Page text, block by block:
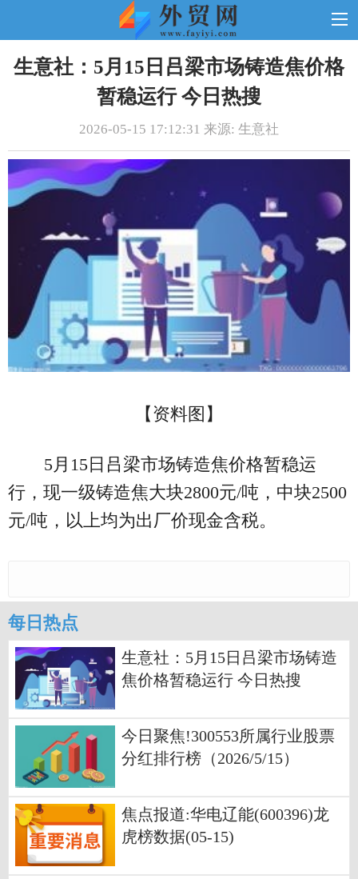
生意社：5月15日吕梁市场铸造焦价格
暂稳运行 今日热搜
2026-05-15 17:12:31 来源: 生意社
【资料图】
5月15日吕梁市场铸造焦价格暂稳运
行，现一级铸造焦大块2800元/吨，中块2500
元/吨，以上均为出厂价现金含税。
每日热点
生意社：5月15日吕梁市场铸造
焦价格暂稳运行 今日热搜
今日聚焦!300553所属行业股票
分红排行榜（2026/5/15）
焦点报道:华电辽能(600396)龙
虎榜数据(05-15)